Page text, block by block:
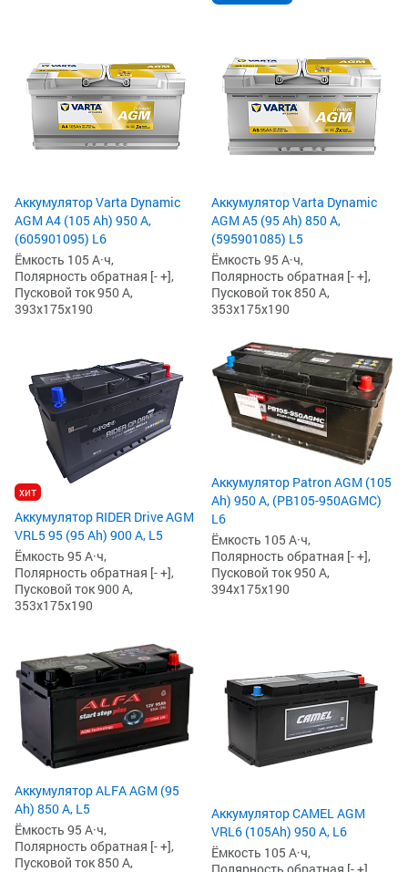
Аккумулятор Varta Dynamic
AGM A4 (105 Ah) 950 А,
(605901095) L6
Ёмкость 105 А·ч,
Полярность обратная [- +],
Пусковой ток 950 А,
393x175x190
Аккумулятор Varta Dynamic
AGM A5 (95 Ah) 850 А,
(595901085) L5
Ёмкость 95 А·ч,
Полярность обратная [- +],
Пусковой ток 850 А,
353x175x190
хит
Аккумулятор RIDER Drive AGM
VRL5 95 (95 Ah) 900 А, L5
Ёмкость 95 А·ч,
Полярность обратная [- +],
Пусковой ток 900 А,
353x175x190
Аккумулятор Patron AGM (105
Ah) 950 А, (PB105-950AGMC)
L6
Ёмкость 105 А·ч,
Полярность обратная [- +],
Пусковой ток 950 А,
394x175x190
Аккумулятор ALFA AGM (95
Ah) 850 А, L5
Ёмкость 95 А·ч,
Полярность обратная [- +],
Пусковой ток 850 А,
Аккумулятор CAMEL AGM
VRL6 (105Ah) 950 А, L6
Ёмкость 105 А·ч,